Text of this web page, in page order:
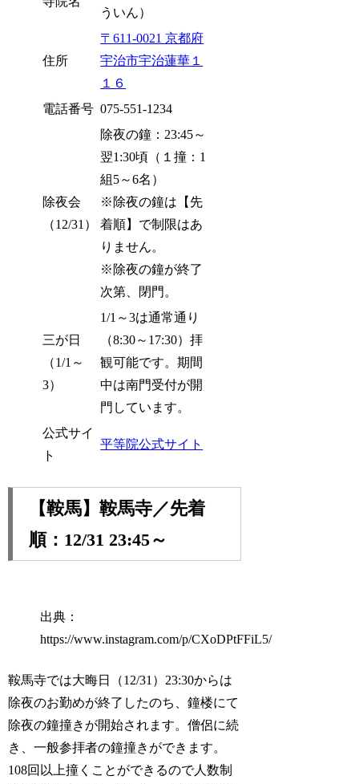
ういん）
住所
〒611-0021 京都府
宇治市宇治蓮華１
１６
電話番号 075-551-1234
除夜会
（12/31）
除夜の鐘：23:45～
翌1:30頃（１撞：1
組5～6名）
※除夜の鐘は【先
着順】で制限はあ
りません。
※除夜の鐘が終了
次第、閉門。
三が日
（1/1～
3）
1/1～3は通常通り
（8:30～17:30）拝
観可能です。期間
中は南門受付が開
門しています。
公式サイ
ト
平等院公式サイト
【鞍馬】鞍馬寺／先着
順：12/31 23:45～
出典：
https://www.instagram.com/p/CXoDPtFFiL5/
鞍馬寺では大晦日（12/31）23:30からは
除夜のお勤めが終了したのち、鐘楼にて
除夜の鐘撞きが開始されます。僧侶に続
き、一般参拝者の鐘撞きができます。
108回以上撞くことができるので人数制